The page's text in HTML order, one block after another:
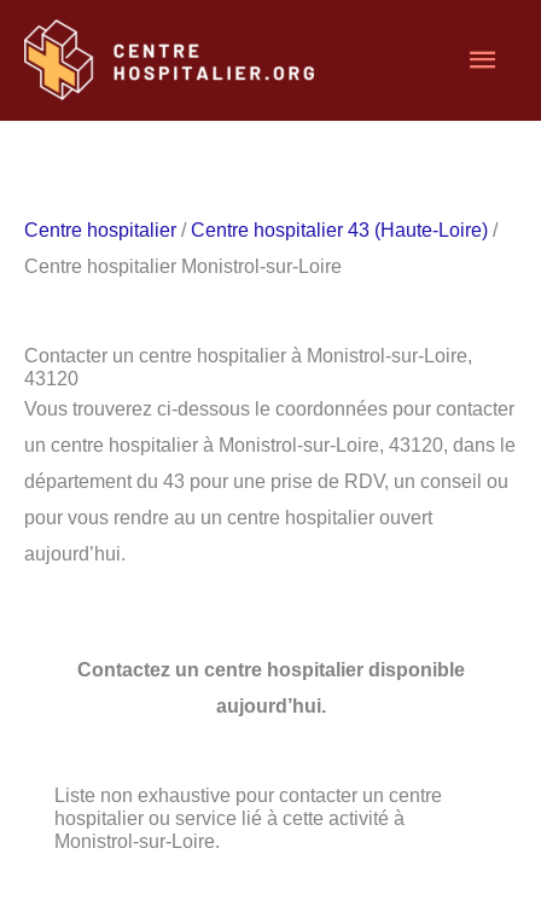
contenu
Centre hospitalier /Centre hospitalier 43 (Haute-Loire) /
Centre hospitalier Monistrol-sur-Loire
Contacter un centre hospitalier à Monistrol-sur-Loire,
43120
Vous trouverez ci-dessous le coordonnées pour contacter
un centre hospitalier à Monistrol-sur-Loire, 43120, dans le
département du 43 pour une prise de RDV, un conseil ou
pour vous rendre au un centre hospitalier ouvert
aujourd’hui.
Contactez un centre hospitalier disponible
aujourd’hui.
Liste non exhaustive pour contacter un centre
hospitalier ou service lié à cette activité à
Monistrol-sur-Loire.